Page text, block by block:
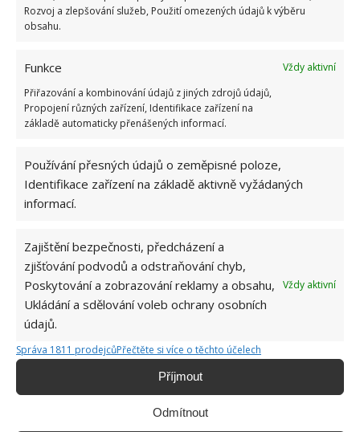
Rozvoj a zlepšování služeb, Použití omezených údajů k výběru
obsahu.
Funkce
Vždy aktivní
Přiřazování a kombinování údajů z jiných zdrojů údajů,
Propojení různých zařízení, Identifikace zařízení na
základě automaticky přenášených informací.
Používání přesných údajů o zeměpisné poloze,
Identifikace zařízení na základě aktivně vyžádaných
informací.
Zajištění bezpečnosti, předcházení a
zjišťování podvodů a odstraňování chyb,
Poskytování a zobrazování reklamy a obsahu,
Ukládání a sdělování voleb ochrany osobních
údajů.
Vždy aktivní
Správa 1811 prodejcůPřečtěte si více o těchto účelech
Příjmout
Odmítnout
Zdroj:Virali
BYDLENÍ NA CESTÁCH KARAVAN
Jiří Kolář